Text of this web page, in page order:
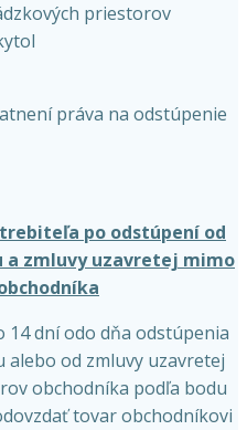
priestorov
práva na odstúpenie
po odstúpení od
zmluvy uzavretej mimo
14 dní odo dňa odstúpenia
alebo od zmluvy uzavretej
obchodníka podľa bodu
tovar obchodníkovi